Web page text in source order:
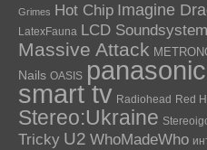
Grimes Hot Chip Imagine
LatexFauna LCD Soundsystem
Massive Attack
Nails OASIS panasonic
smart tv Radiohead Red
Stereo:Ukraine
Tricky U2 WhoMadeWho